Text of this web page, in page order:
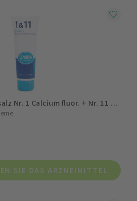
Omida Schüsslersalz Nr. 1 Calcium fluor. + Nr. 11 Silicea
SIE DAS ARZNEIMITTEL